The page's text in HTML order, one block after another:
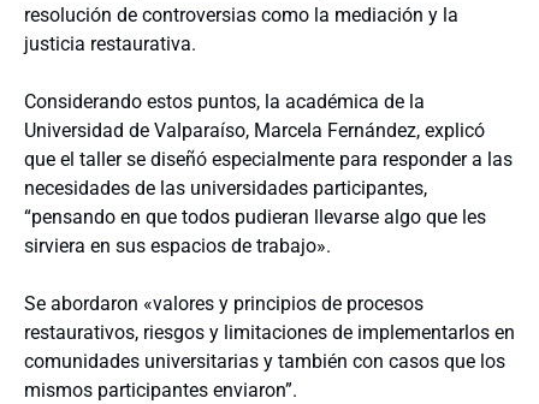
resolución de controversias como la mediación y la
justicia restaurativa.
Considerando estos puntos, la académica de la
Universidad de Valparaíso, Marcela Fernández, explicó
que el taller se diseñó especialmente para responder a las
necesidades de las universidades participantes,
“pensando en que todos pudieran llevarse algo que les
sirviera en sus espacios de trabajo».
Se abordaron «valores y principios de procesos
restaurativos, riesgos y limitaciones de implementarlos en
comunidades universitarias y también con casos que los
mismos participantes enviaron”.